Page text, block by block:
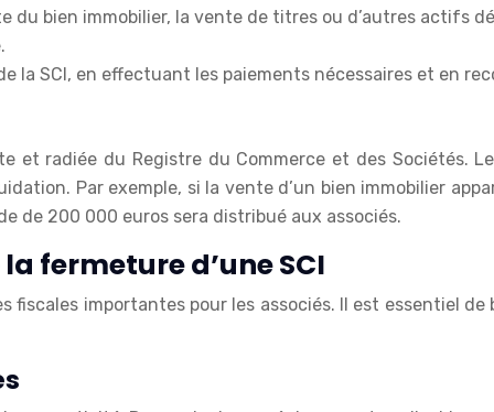
bien immobilier, la vente de titres ou d’autres actifs
la SCI, en effectuant les paiements nécessaires et en
et radiée du Registre du Commerce et des Sociétés.
Par exemple, si la vente d’un bien immobilier
de 200 000 euros sera distribué aux associés.
fermeture d’une SCI
fiscales importantes pour les associés. Il est essentiel